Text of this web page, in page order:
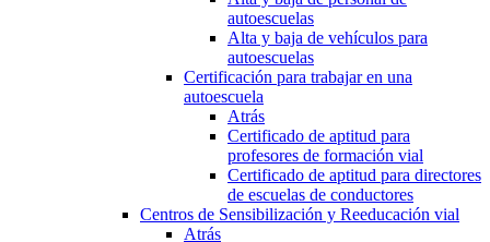
autoescuelas
Alta y baja de vehículos para
autoescuelas
Certificación para trabajar en una
autoescuela
Atrás
Certificado de aptitud para
profesores de formación vial
Certificado de aptitud para directores
de escuelas de conductores
Centros de Sensibilización y Reeducación vial
Atrás